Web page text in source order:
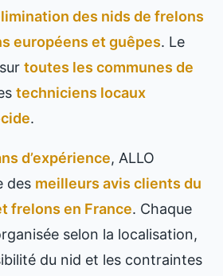
des nids de frelons
européens et guêpes. Le
toutes les communes de
techniciens locaux
.
d’expérience, ALLO
des meilleurs avis clients du
frelons en France. Chaque
selon la localisation,
du nid et les contraintes